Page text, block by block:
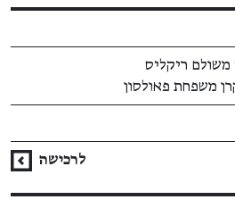
ריקליס
משפחת פאולסון
לרכישה